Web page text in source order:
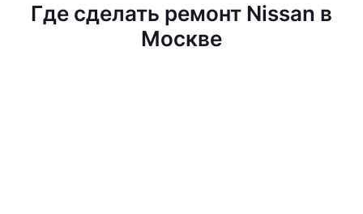
Где сделать ремонт Nissan в
Москве